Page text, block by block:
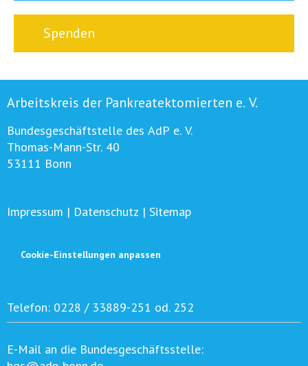
Spenden
Arbeitskreis der Pankreatektomierten e. V.
Bundesgeschäftstelle des AdP e. V.
Thomas-Mann-Str. 40
53111 Bonn
Impressum | Datenschutz | Sitemap
Cookie-Einstellungen anpassen
Telefon: 0228 / 33889-251 od. 252
E-Mail an die Bundesgeschäftsstelle: